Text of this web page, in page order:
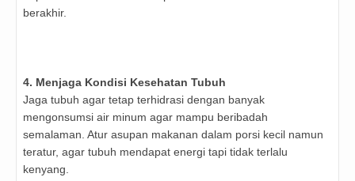
berakhir.
4. Menjaga Kondisi Kesehatan Tubuh
Jaga tubuh agar tetap terhidrasi dengan banyak
mengonsumsi air minum agar mampu beribadah
semalaman. Atur asupan makanan dalam porsi kecil namun
teratur, agar tubuh mendapat energi tapi tidak terlalu
kenyang.